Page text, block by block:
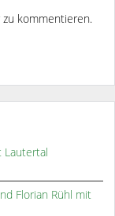
kommentieren.
Lautertal
Florian Rühl mit